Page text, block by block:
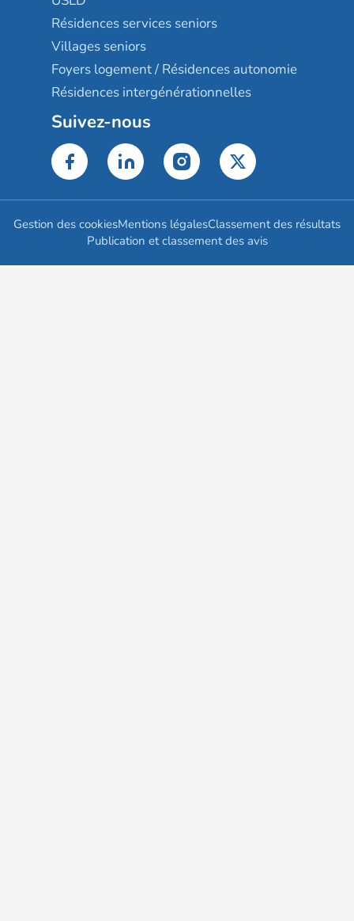
Résidences services seniors
Villages seniors
Foyers logement / Résidences autonomie
Résidences intergénérationnelles
Suivez-nous
Gestion des cookiesMentions légalesClassement des résultats
Publication et classement des avis